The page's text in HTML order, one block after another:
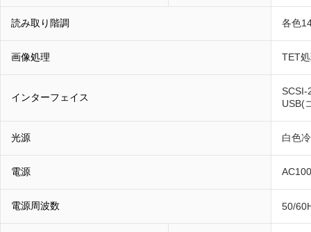
読み取り階調 各色
画像処理 TET
インターフェイス
SCSI-
USB(
光源 白色
電源
電源周波数 50/